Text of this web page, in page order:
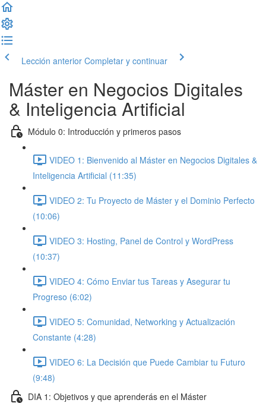
Lección anterior Completar y continuar
Máster en Negocios Digitales
& Inteligencia Artificial
Módulo 0: Introducción y primeros pasos
VIDEO 1: Bienvenido al Máster en Negocios Digitales &
Inteligencia Artificial (11:35)
VIDEO 2: Tu Proyecto de Máster y el Dominio Perfecto
(10:06)
VIDEO 3: Hosting, Panel de Control y WordPress
(10:37)
VIDEO 4: Cómo Enviar tus Tareas y Asegurar tu
Progreso (6:02)
VIDEO 5: Comunidad, Networking y Actualización
Constante (4:28)
VIDEO 6: La Decisión que Puede Cambiar tu Futuro
(9:48)
DIA 1: Objetivos y que aprenderás en el Máster